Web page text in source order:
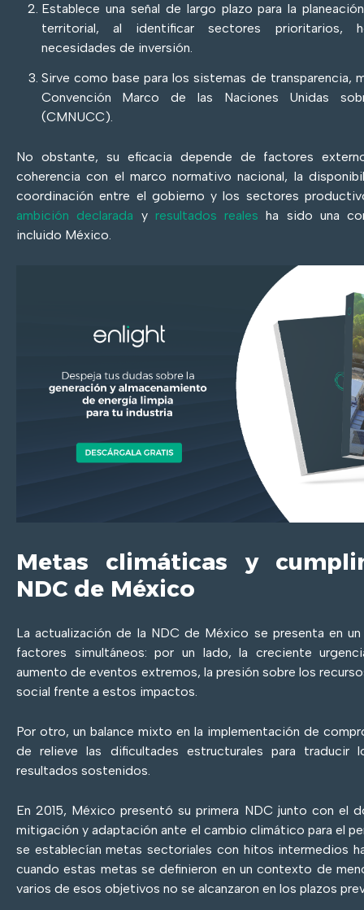
Establece una señal de largo plazo para la
territorial, al identificar sectores prioritarios,
necesidades de inversión.
Sirve como base para los sistemas de transparencia,
Convención Marco de las Naciones Unidas
(CMNUCC).
No obstante, su eficacia depende de factores
coherencia con el marco normativo nacional, la
coordinación entre el gobierno y los sectores
ambición declarada y resultados reales ha sido una
incluido México.
Metas climáticas y
NDC de México
La actualización de la NDC de México se presenta en
factores simultáneos: por un lado, la creciente
aumento de eventos extremos, la presión sobre los
social frente a estos impactos.
Por otro, un balance mixto en la implementación de
de relieve las dificultades estructurales para traducir
resultados sostenidos.
En 2015, México presentó su primera NDC junto con el
mitigación y adaptación ante el cambio climático para el
se establecían metas sectoriales con hitos intermedios
cuando estas metas se definieron en un contexto de
varios de esos objetivos no se alcanzaron en los plazos